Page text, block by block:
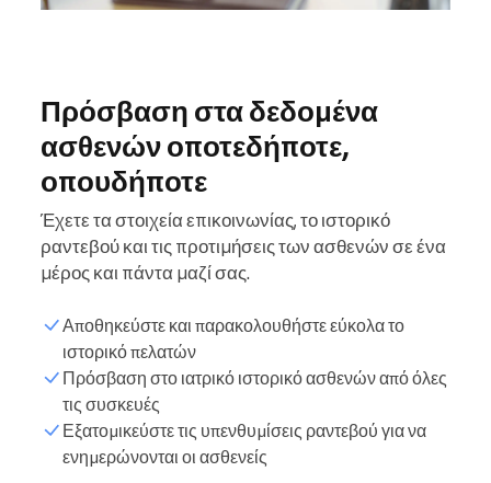
Πρόσβαση στα δεδομένα
ασθενών οποτεδήποτε,
οπουδήποτε
Έχετε τα στοιχεία επικοινωνίας, το ιστορικό
ραντεβού και τις προτιμήσεις των ασθενών σε ένα
μέρος και πάντα μαζί σας.
Αποθηκεύστε και παρακολουθήστε εύκολα το
ιστορικό πελατών
Πρόσβαση στο ιατρικό ιστορικό ασθενών από όλες
τις συσκευές
Εξατομικεύστε τις υπενθυμίσεις ραντεβού για να
ενημερώνονται οι ασθενείς